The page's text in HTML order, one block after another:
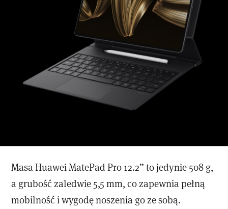
Masa Huawei MatePad Pro 12.2” to jedynie 508 g,
a grubość zaledwie 5,5 mm, co zapewnia pełną
mobilność i wygodę noszenia go ze sobą.